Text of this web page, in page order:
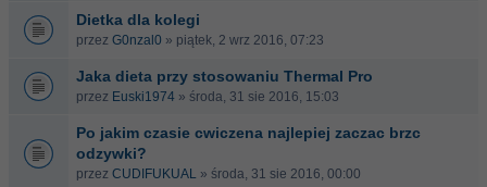
Dietka dla kolegi
przez G0nzal0 » piątek, 2 wrz 2016, 07:23
Jaka dieta przy stosowaniu Thermal Pro
przez Euski1974 » środa, 31 sie 2016, 15:03
Po jakim czasie cwiczena najlepiej zaczac brzc
odzywki?
przez CUDIFUKUAL » środa, 31 sie 2016, 00:00